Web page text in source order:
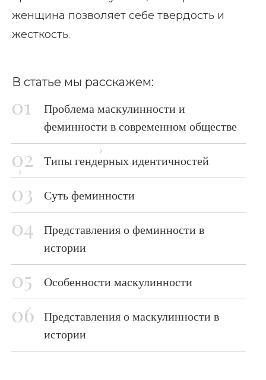
женщина позволяет себе твердость и
жесткость.
В статье мы расскажем:
Проблема маскулинности и
феминности в современном обществе
Типы гендерных идентичностей
Суть феминности
Представления о феминности в
истории
Особенности маскулинности
Представления о маскулинности в
истории